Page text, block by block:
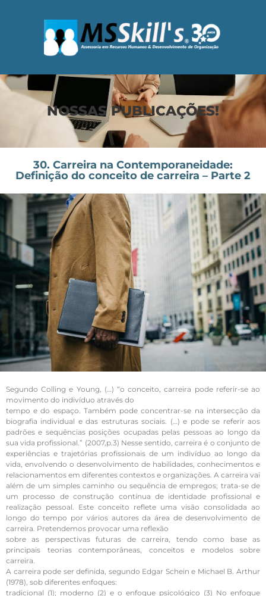
NOSSAS PUBLICAÇÕES!
30. Carreira na Contemporaneidade:
Definição do conceito de carreira – Parte 2
Segundo Colling e Young, (…) “o conceito, carreira pode referir-se ao
movimento do indivíduo através do
tempo e do espaço. Também pode concentrar-se na intersecção da
biografia individual e das estruturas sociais. (…) e pode se referir aos
padrões e sequências posições ocupadas pelas pessoas ao longo da
sua vida profissional.” (2007,p.3) Nesse sentido, carreira é o conjunto de
experiências e trajetórias profissionais de um indivíduo ao longo da
vida, envolvendo o desenvolvimento de habilidades, conhecimentos e
relacionamentos em diferentes contextos e organizações. A carreira vai
além de um simples caminho ou sequência de empregos; trata-se de
um processo de construção contínua de identidade profissional e
realização pessoal. Este conceito reflete uma visão consolidada ao
longo do tempo por vários autores da área de desenvolvimento de
carreira. Pretendemos provocar uma reflexão
sobre as perspectivas futuras de carreira, tendo como base as
principais teorias contemporâneas, conceitos e modelos sobre
carreira.
A carreira pode ser definida, segundo Edgar Schein e Michael B. Arthur
(1978), sob diferentes enfoques:
tradicional (1); moderno (2) e o enfoque psicológico (3) No enfoque